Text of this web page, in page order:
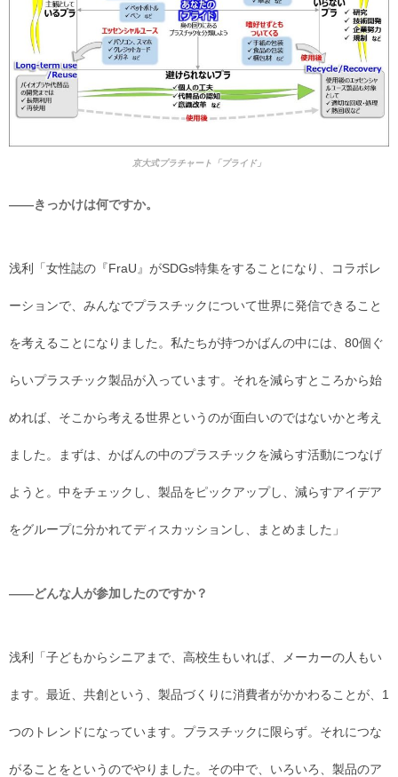
京大式プラチャート「プライド」
――きっかけは何ですか。
浅利「女性誌の『FraU』がSDGs特集をすることになり、コラボレ
ーションで、みんなでプラスチックについて世界に発信できること
を考えることになりました。私たちが持つかばんの中には、80個ぐ
らいプラスチック製品が入っています。それを減らすところから始
めれば、そこから考える世界というのが面白いのではないかと考え
ました。まずは、かばんの中のプラスチックを減らす活動につなげ
ようと。中をチェックし、製品をピックアップし、減らすアイデア
をグループに分かれてディスカッションし、まとめました」
――どんな人が参加したのですか？
浅利「子どもからシニアまで、高校生もいれば、メーカーの人もい
ます。最近、共創という、製品づくりに消費者がかかわることが、1
つのトレンドになっています。プラスチックに限らず。それにつな
がることをというのでやりました。その中で、いろいろ、製品のア